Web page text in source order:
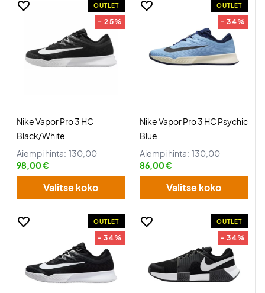
OUTLET
- 25%
Nike Vapor Pro 3 HC
Black/White
Aiempi hinta: 130,00
98,00 €
Valitse koko
OUTLET
- 34%
Nike Vapor Pro 3 HC Psychic
Blue
Aiempi hinta: 130,00
86,00 €
Valitse koko
OUTLET
- 34%
OUTLET
- 34%